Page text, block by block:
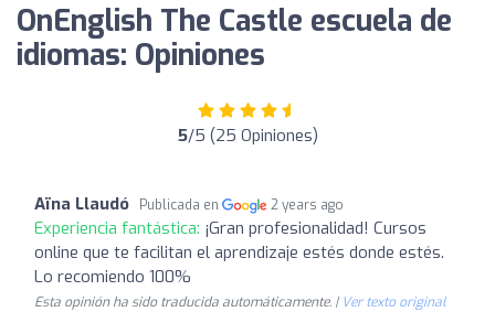
OnEnglish The Castle escuela de
idiomas: Opiniones
5/5 (25 Opiniones)
Aïna Llaudó Publicada en 2 years ago
Experiencia fantástica: ¡Gran profesionalidad! Cursos
online que te facilitan el aprendizaje estés donde estés.
Lo recomiendo 100%
Esta opinión ha sido traducida automáticamente. | Ver texto original